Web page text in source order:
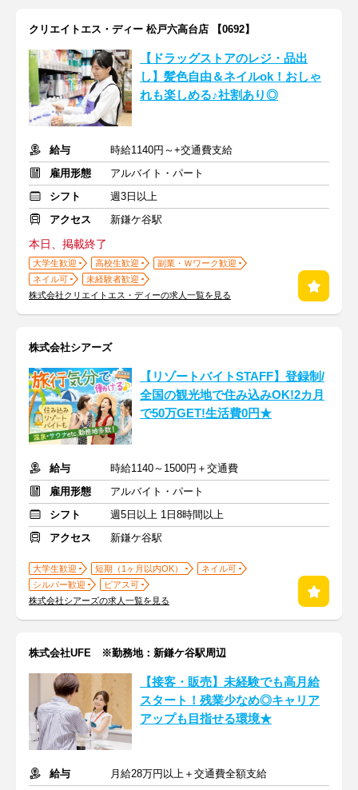
クリエイトエス・ディー 松戸六高台店 【0692】
【ドラッグストアのレジ・品出
し】髪色自由＆ネイルok！おしゃ
れも楽しめる♪社割あり◎
給与
時給1140円～+交通費支給
雇用形態
アルバイト・パート
シフト
週3日以上
アクセス
新鎌ケ谷駅
本日、掲載終了
大学生歓迎 高校生歓迎
副業・Ｗワーク歓迎
ネイル可
未経験者歓迎
株式会社クリエイトエス・ディーの求人一覧を見る
株式会社シアーズ
【リゾートバイトSTAFF】登録制/
全国の観光地で住み込みOK!2カ月
で50万GET!生活費0円★
給与
時給1140～1500円＋交通費
雇用形態
アルバイト・パート
シフト
週5日以上 1日8時間以上
アクセス
新鎌ケ谷駅
大学生歓迎 短期（1ヶ月以内OK）
ネイル可
シルバー歓迎
ピアス可
株式会社シアーズの求人一覧を見る
株式会社UFE ※勤務地：新鎌ケ谷駅周辺
【接客・販売】未経験でも高月給
スタート！残業少なめ◎キャリア
アップも目指せる環境★
給与
月給28万円以上＋交通費全額支給